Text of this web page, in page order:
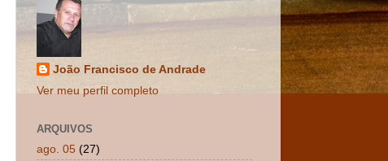
João Francisco de Andrade
Ver meu perfil completo
ARQUIVOS
ago. 05 (27)